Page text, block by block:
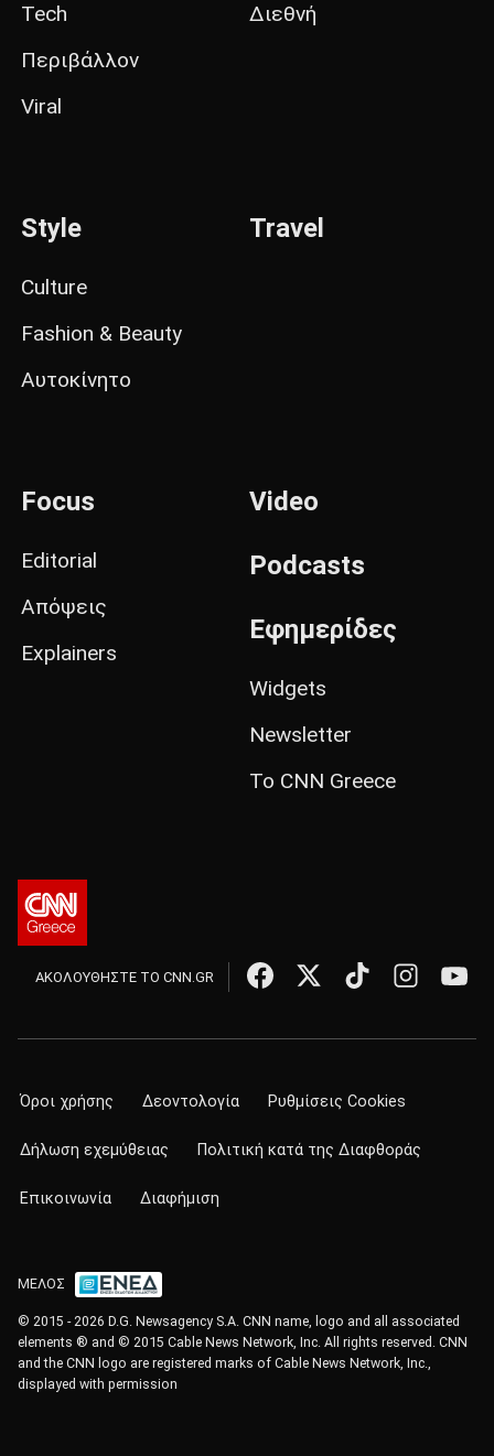
Tech
Περιβάλλον
Viral
Διεθνή
Style
Culture
Fashion & Beauty
Αυτοκίνητο
Travel
Focus
Editorial
Απόψεις
Explainers
Video
Podcasts
Εφημερίδες
Widgets
Newsletter
Το CNN Greece
ΑΚΟΛΟΥΘΗΣΤΕ ΤΟ CNN.GR
Όροι χρήσης Δεοντολογία Ρυθμίσεις Cookies
Δήλωση εχεμύθειας Πολιτική κατά της Διαφθοράς
Επικοινωνία Διαφήμιση
ΜΕΛΟΣ
© 2015 - 2026 D.G. Newsagency S.A. CNN name, logo and all associated
elements ® and © 2015 Cable News Network, Inc. All rights reserved. CNN
and the CNN logo are registered marks of Cable News Network, Inc.,
displayed with permission